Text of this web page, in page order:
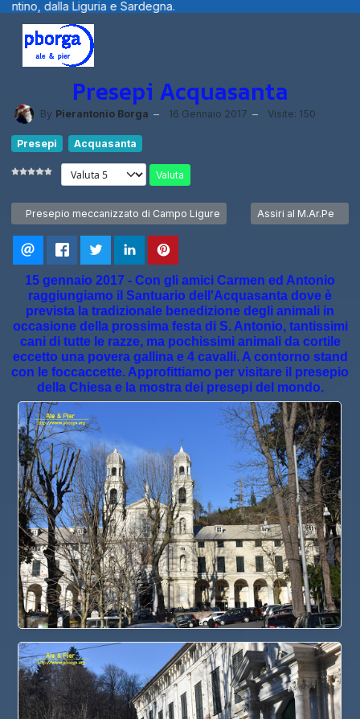
Presepi Acquasanta
By Pierantonio Borga 16 Gennaio 2017 Visite: 150
Presepi Acquasanta
Valuta
Articolo precedente: Presepio meccanizzato di Campo Ligure
Presepio meccanizzato di Campo Ligure Articolo successivo:
Assiri al M.Ar.Pe
15 gennaio 2017 - Con gli amici Carmen ed Antonio
raggiungiamo il Santuario dell'Acquasanta dove è
prevista la tradizionale benedizione degli animali in
occasione della prossima festa di S. Antonio, tantissimi
cani di tutte le razze, ma pochissimi animali da cortile
eccetto una povera gallina e 4 cavalli. A contorno stand
con le foccaccette. Approfittiamo per visitare il presepio
della Chiesa e la mostra dei presepi del mondo.